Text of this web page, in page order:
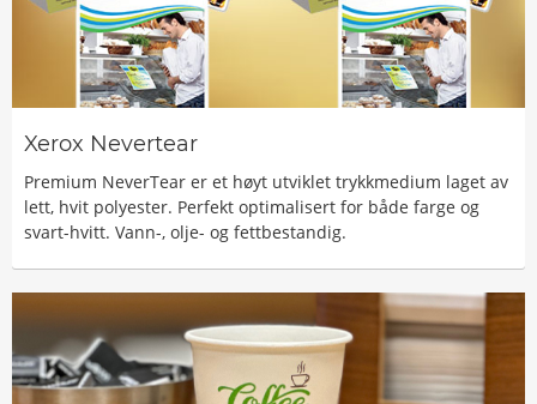
Xerox Nevertear
Premium NeverTear er et høyt utviklet trykkmedium laget av
lett, hvit polyester. Perfekt optimalisert for både farge og
svart-hvitt. Vann-, olje- og fettbestandig.